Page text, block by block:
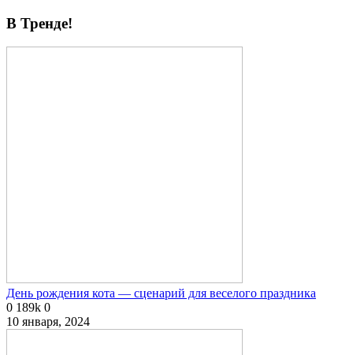
В Тренде!
День рождения кота — сценарий для веселого праздника
0 189k 0
10 января, 2024